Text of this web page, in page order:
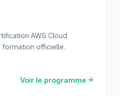
AWS Cloud
officielle.
Voir le programme